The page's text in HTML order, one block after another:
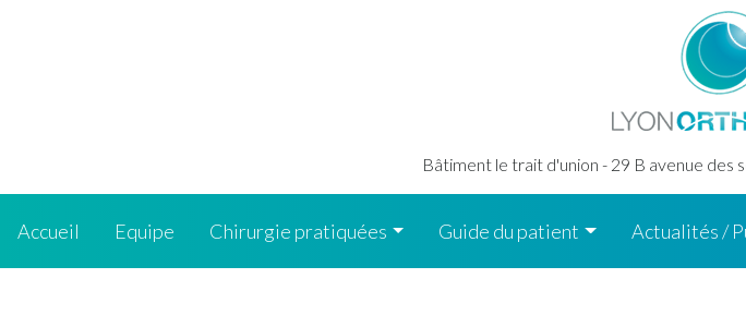
Bâtiment le trait d'union - 29 B avenue des
Accueil Equipe Chirurgie pratiquées Guide du patient Actualités /